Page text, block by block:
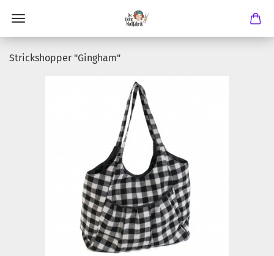
Strickshopper "Gingham"